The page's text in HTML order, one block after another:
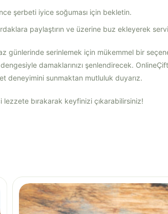
şerbeti iyice soğuması için bekletin.
paylaştırın ve üzerine buz ekleyerek
günlerinde serinlemek için mükemmel bir
dengesiyle damaklarınızı şenlendirecek.
deneyimini sunmaktan mutluluk duyarız.
bırakarak keyfinizi çıkarabilirsiniz!